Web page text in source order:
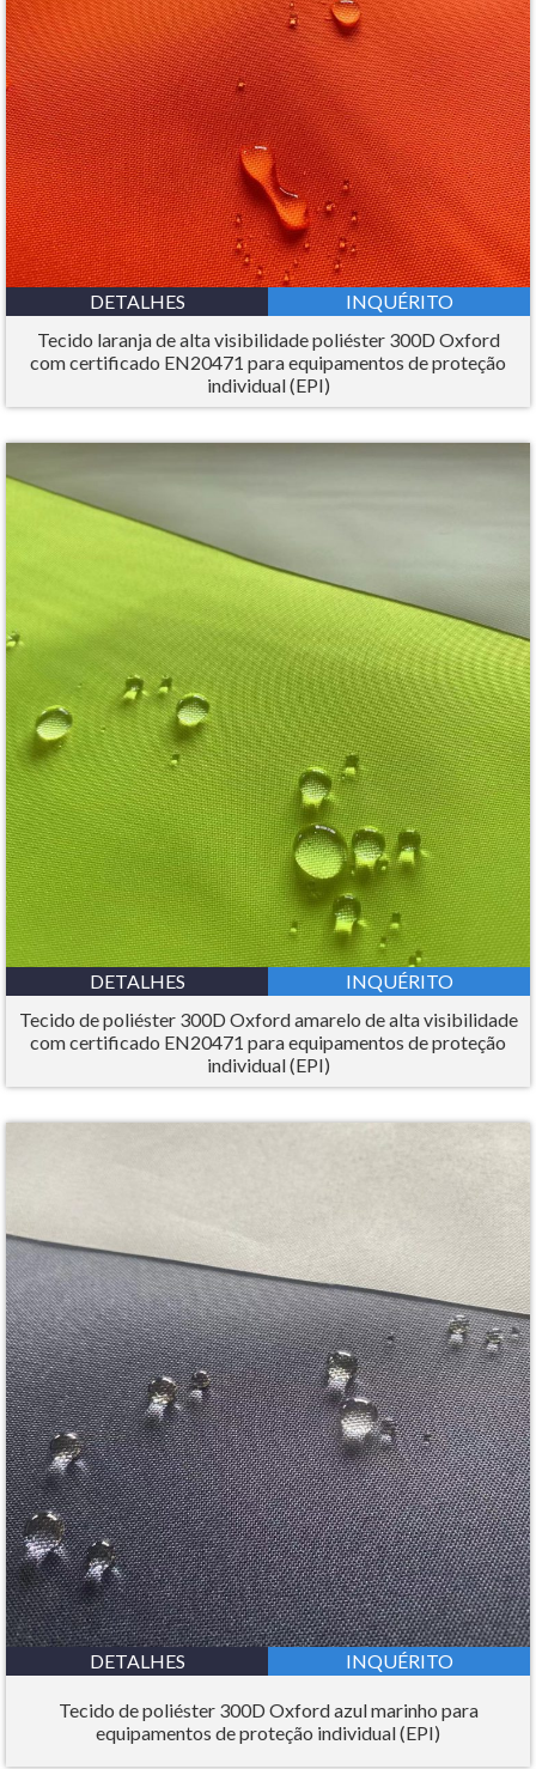
DETALHES
INQUÉRITO
Tecido laranja de alta visibilidade poliéster 300D Oxford
com certificado EN20471 para equipamentos de proteção
individual (EPI)
DETALHES
INQUÉRITO
Tecido de poliéster 300D Oxford amarelo de alta visibilidade
com certificado EN20471 para equipamentos de proteção
individual (EPI)
DETALHES INQUÉRITO
Tecido de poliéster 300D Oxford azul marinho para
equipamentos de proteção individual (EPI)